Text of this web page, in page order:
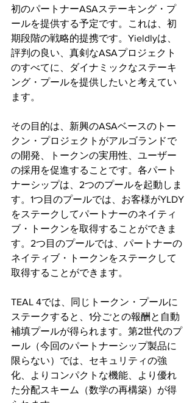
初のパートナーASAステーキング・プ
ールを提供する予定です。これは、初
期段階の戦略的提携です。Yieldlyは、
評判の良い、真剣なASAプロジェクト
のすべてに、ダイナミックなステーキ
ング・プールを提供したいと考えてい
ます。
その目的は、新興のASAベースのトー
クン・プロジェクトがアルゴランドで
の開発、トークンの実用性、ユーザー
の採用を促進することです。各パート
ナーシップは、2つのプールを起動しま
す。1つ目のプールでは、お客様がYLDY
をステークしてパートナーのネイティ
ブ・トークンを取得することができま
す。2つ目のプールでは、パートナーの
ネイティブ・トークンをステークして
取得することができます。
TEAL 4では、同じトークン・プールに
ステークすると、1分ごとの報酬と自動
補填プールが得られます。第2世代のプ
ール（今回のパートナーシップ製品に
限らない）では、セキュリティの強
化、よりコンパクトな機能、より優れ
た分配スキーム（数学の再構築）が得